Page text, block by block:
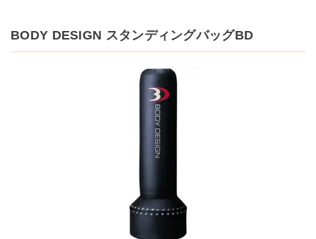
BODY DESIGN スタンディングバッグBD